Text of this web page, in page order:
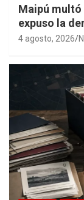
Maipú multó
expuso la
4 agosto, 2026